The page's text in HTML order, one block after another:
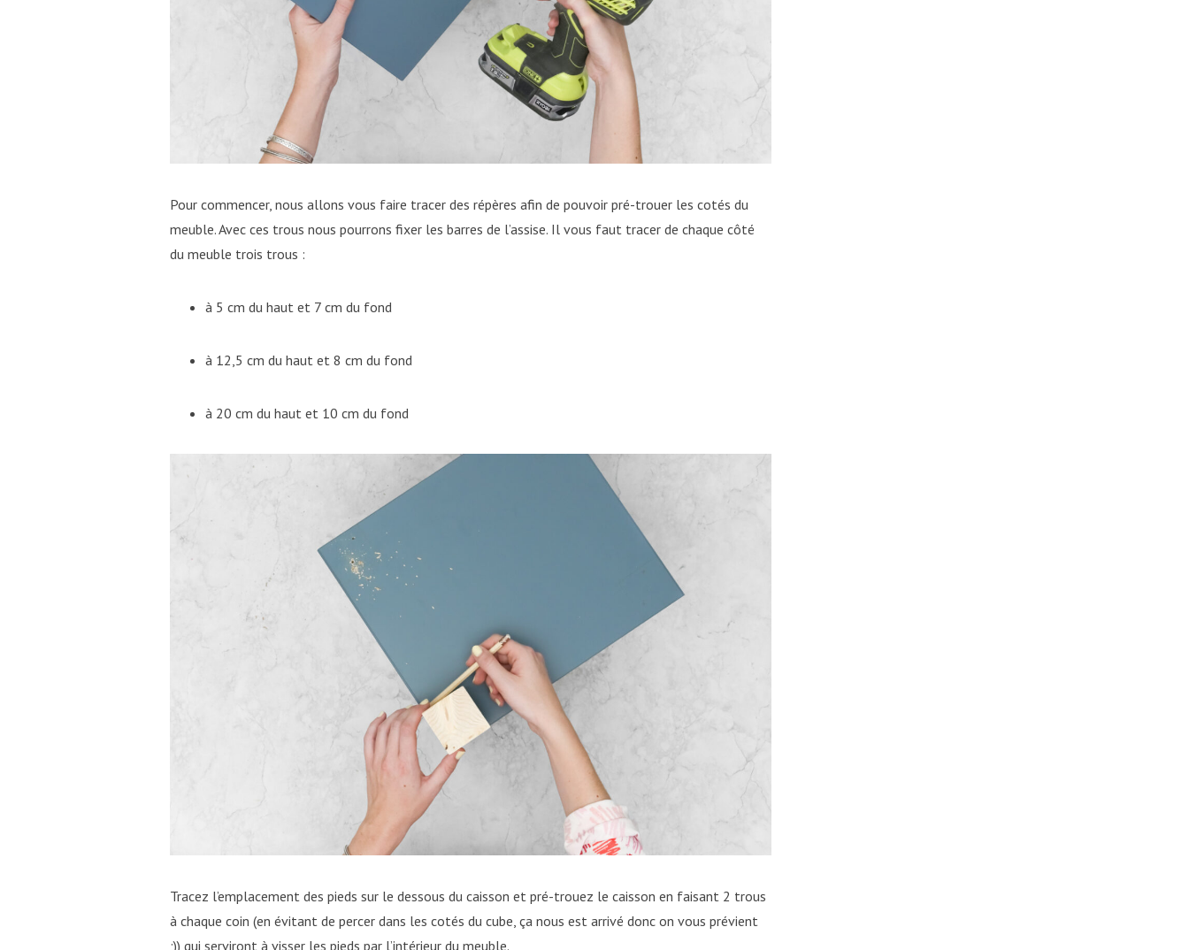
Pour commencer, nous allons vous faire tracer des répères afin de pouvoir pré-trouer les cotés du
meuble. Avec ces trous nous pourrons fixer les barres de l’assise. Il vous faut tracer de chaque côté
du meuble trois trous :
à 5 cm du haut et 7 cm du fond
à 12,5 cm du haut et 8 cm du fond
à 20 cm du haut et 10 cm du fond
Tracez l’emplacement des pieds sur le dessous du caisson et pré-trouez le caisson en faisant 2 trous
à chaque coin (en évitant de percer dans les cotés du cube, ça nous est arrivé donc on vous prévient
;)) qui serviront à visser les pieds par l’intérieur du meuble.